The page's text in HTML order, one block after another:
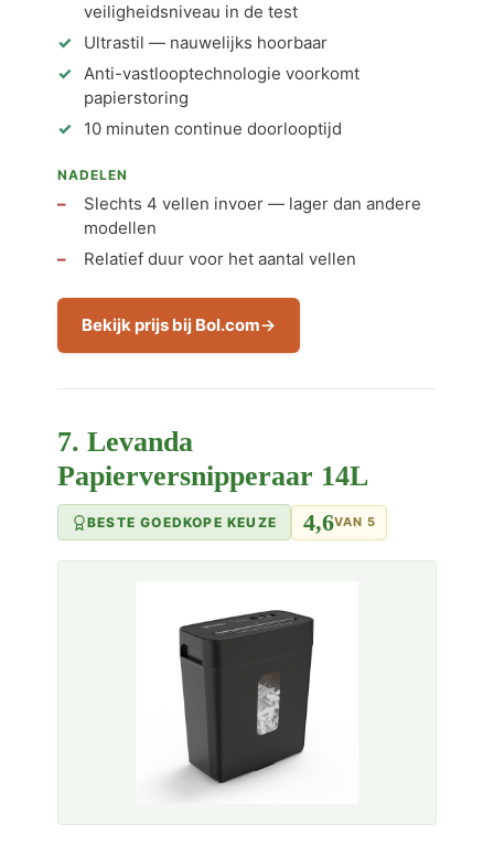
veiligheidsniveau in de test
Ultrastil — nauwelijks hoorbaar
Anti-vastlooptechnologie voorkomt
papierstoring
10 minuten continue doorlooptijd
NADELEN
Slechts 4 vellen invoer — lager dan andere
modellen
Relatief duur voor het aantal vellen
Bekijk prijs bij Bol.com
7. Levanda
Papierversnipperaar 14L
BESTE GOEDKOPE KEUZE 4,6VAN 5